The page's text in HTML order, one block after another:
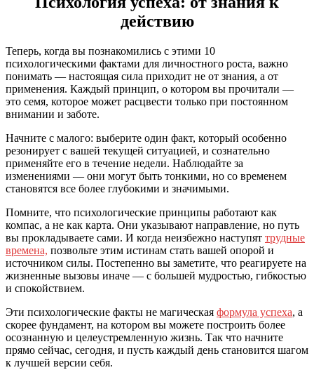
действию
Теперь, когда вы познакомились с этими 10
психологическими фактами для личностного роста, важно
понимать — настоящая сила приходит не от знания, а от
применения. Каждый принцип, о котором вы прочитали —
это семя, которое может расцвести только при постоянном
внимании и заботе.
Начните с малого: выберите один факт, который особенно
резонирует с вашей текущей ситуацией, и сознательно
применяйте его в течение недели. Наблюдайте за
изменениями — они могут быть тонкими, но со временем
становятся все более глубокими и значимыми.
Помните, что психологические принципы работают как
компас, а не как карта. Они указывают направление, но путь
вы прокладываете сами. И когда неизбежно наступят трудные
времена, позвольте этим истинам стать вашей опорой и
источником силы. Постепенно вы заметите, что реагируете на
жизненные вызовы иначе — с большей мудростью, гибкостью
и спокойствием.
Эти психологические факты не магическая формула успеха, а
скорее фундамент, на котором вы можете построить более
осознанную и целеустремленную жизнь. Так что начните
прямо сейчас, сегодня, и пусть каждый день становится шагом
к лучшей версии себя.